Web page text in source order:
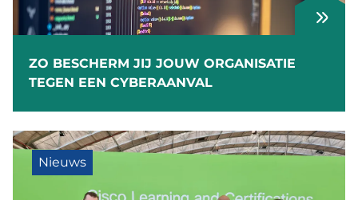
ZO BESCHERM JIJ JOUW ORGANISATIE
TEGEN EEN CYBERAANVAL
Nieuws